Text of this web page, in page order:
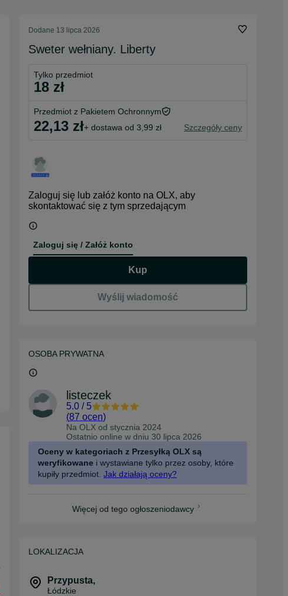
Dodane 13 lipca 2026
Sweter wełniany. Liberty
Tylko przedmiot
18 zł
Przedmiot z Pakietem Ochronnym
22,13 zł+ dostawa od 3,99 zł Szczegóły ceny
Zaloguj się lub załóż konto na OLX, aby
skontaktować się z tym sprzedającym
Zaloguj się / Załóż konto
Kup
Wyślij wiadomość
OSOBA PRYWATNA
listeczek
5.0 / 5
(87 ocen)
Na OLX od stycznia 2024
Ostatnio online w dniu 30 lipca 2026
Oceny w kategoriach z Przesyłką OLX są
weryfikowane i wystawiane tylko przez osoby, które
kupiły przedmiot. Jak działają oceny?
Więcej od tego ogłoszeniodawcy
LOKALIZACJA
Przypusta,
Łódzkie